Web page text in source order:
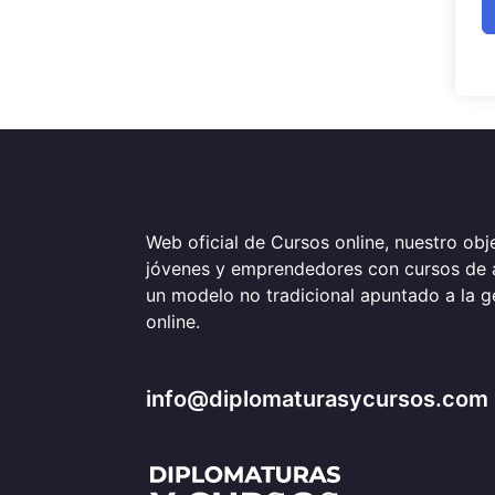
Web oficial de Cursos online, nuestro
jóvenes y emprendedores con cursos
un modelo no tradicional apuntado a la
online.
info@diplomaturasycursos.com